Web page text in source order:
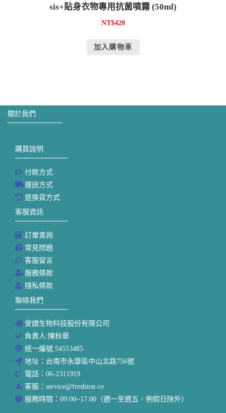
sis+貼身衣物專用抗菌噴霧 (50ml)
NT$420
加入購物車
關於我們
購買說明
付款方式
運送方式
退換貨方式
客服資訊
訂單查詢
常見問題
客服留言
服務條款
隱私條款
聯絡我們
安譜生物科技股份有限公司
負責人:陳秋華
統一編號:54553485
地址：台南市永康區中山北路756號
電話：06-2311919
客服：service@freshion.co
服務時間：09:00~17:00（週一至週五，例假日除外）